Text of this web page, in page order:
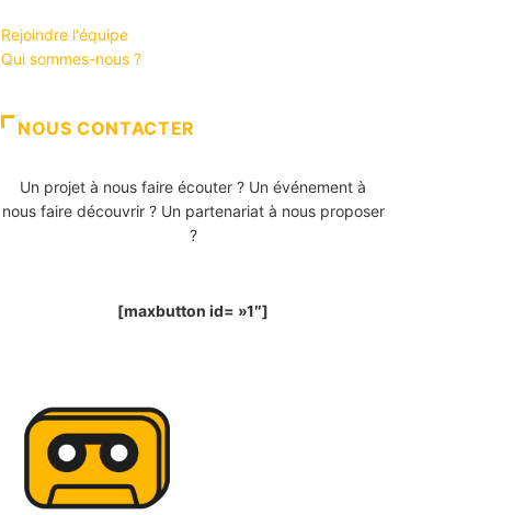
Rejoindre l'équipe
Qui sommes-nous ?
NOUS CONTACTER
Un projet à nous faire écouter ? Un événement à
nous faire découvrir ? Un partenariat à nous proposer
?
[maxbutton id= »1″]